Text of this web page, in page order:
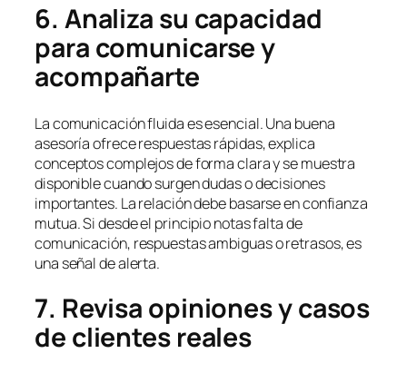
6. Analiza su capacidad
para comunicarse y
acompañarte
La comunicación fluida es esencial. Una buena
asesoría ofrece respuestas rápidas, explica
conceptos complejos de forma clara y se muestra
disponible cuando surgen dudas o decisiones
importantes. La relación debe basarse en confianza
mutua. Si desde el principio notas falta de
comunicación, respuestas ambiguas o retrasos, es
una señal de alerta.
7. Revisa opiniones y casos
de clientes reales